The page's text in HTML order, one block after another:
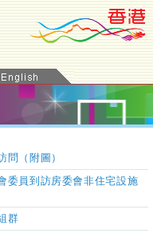
問 （附圖）
委員到訪房委會非住宅設施
群